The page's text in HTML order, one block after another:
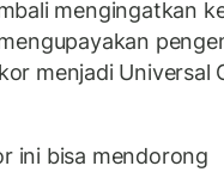
mengingatkan
menjadi Universal
ini bisa mendorong